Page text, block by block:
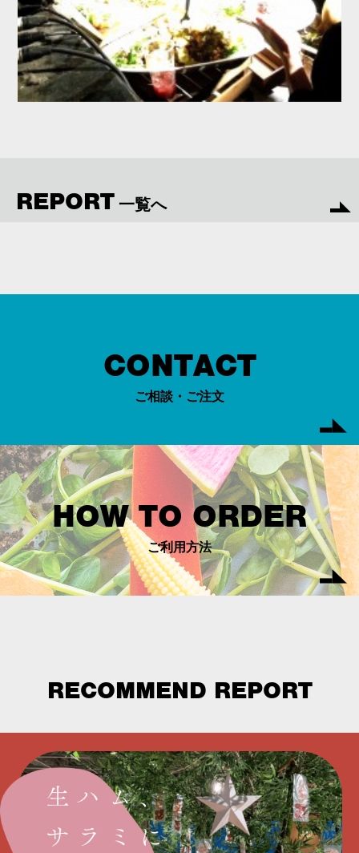
REPORT 一覧へ
CONTACT
ご相談・ご注文
HOW TO ORDER
ご利用方法
RECOMMEND REPORT